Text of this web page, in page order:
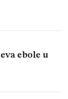
ebole u